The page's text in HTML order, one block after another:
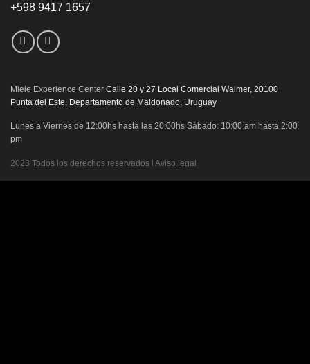
+598 9417 1657
Miele Experience Center Calle 20 y 27 Local Comercial Walmer, 20100
Punta del Este, Departamento de Maldonado, Uruguay
Lunes a Viernes de 12:00hs hasta las 20:00hs Sábado: 10:00 am hasta 2:00
pm
2023 Todos los derechos reservados l Aviso legal